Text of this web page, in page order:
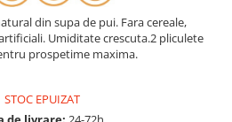
din supa de pui. Fara cereale,
Umiditate crescuta.2 pliculete
prospetime maxima.
STOC EPUIZAT